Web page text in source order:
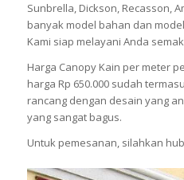
Sunbrella, Dickson, Recasson,
banyak model bahan dan
Kami siap melayani Anda
Harga Canopy Kain per meter
harga Rp 650.000 sudah
rancang dengan desain yang
yang sangat bagus.
Untuk pemesanan, silahkan